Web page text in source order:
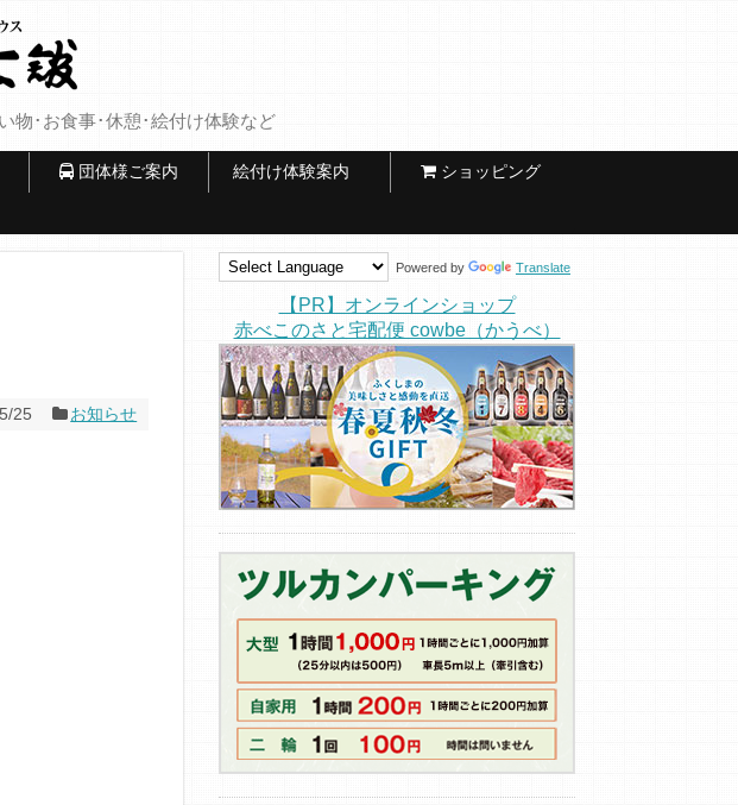
物･お食事･休憩･絵付け体験など
団体様ご案内 絵付け体験案内 ショッピング
25 お知らせ
Powered by Translate
【PR】オンラインショップ
赤べこのさと宅配便 cowbe（かうべ）